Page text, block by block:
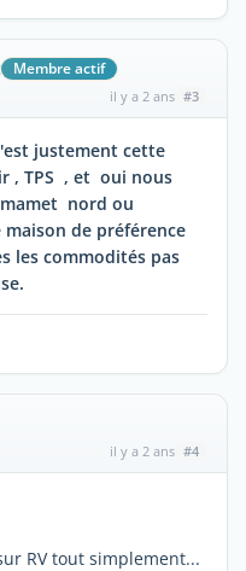
Membre actif
il y a 2 ans #3
justement cette
, TPS , et oui nous
nord ou
de préférence
les commodités pas
il y a 2 ans #4
RV tout simplement...